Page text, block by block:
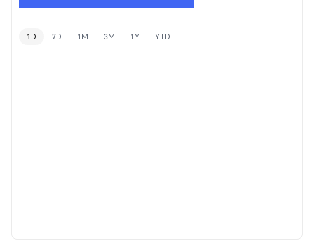
1D 7D 1M 3M 1Y YTD